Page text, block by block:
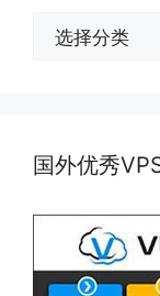
国外优秀